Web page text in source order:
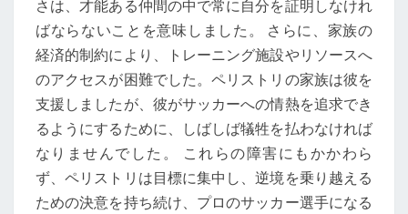
さは、才能ある仲間の中で常に自分を証明しなけれ
ばならないことを意味しました。 さらに、家族の
経済的制約により、トレーニング施設やリソースへ
のアクセスが困難でした。ペリストリの家族は彼を
支援しましたが、彼がサッカーへの情熱を追求でき
るようにするために、しばしば犠牲を払わなければ
なりませんでした。 これらの障害にもかかわら
ず、ペリストリは目標に集中し、逆境を乗り越える
ための決意を持ち続け、プロのサッカー選手になる